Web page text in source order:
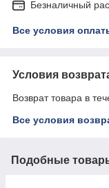
Безналичный
Все условия
Условия
Возврат товара в
Все условия
Подобные